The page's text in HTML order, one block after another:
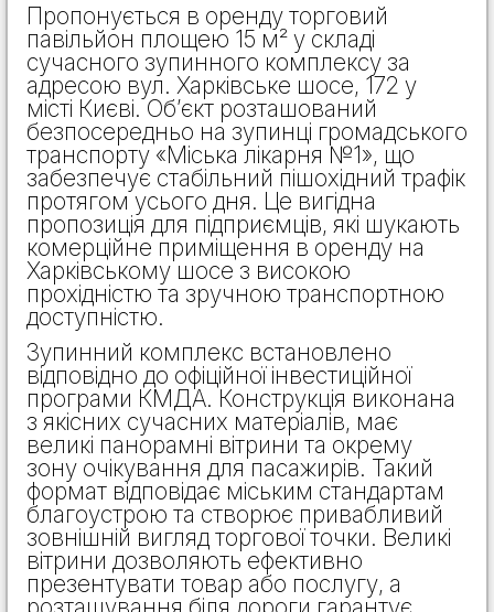
Пропонується в оренду торговий
павільйон площею 15 м² у складі
сучасного зупинного комплексу за
адресою вул. Харківське шосе, 172 у
місті Києві. Об’єкт розташований
безпосередньо на зупинці громадського
транспорту «Міська лікарня №1», що
забезпечує стабільний пішохідний трафік
протягом усього дня. Це вигідна
пропозиція для підприємців, які шукають
комерційне приміщення в оренду на
Харківському шосе з високою
прохідністю та зручною транспортною
доступністю.
Зупинний комплекс встановлено
відповідно до офіційної інвестиційної
програми КМДА. Конструкція виконана
з якісних сучасних матеріалів, має
великі панорамні вітрини та окрему
зону очікування для пасажирів. Такий
формат відповідає міським стандартам
благоустрою та створює привабливий
зовнішній вигляд торгової точки. Великі
вітрини дозволяють ефективно
презентувати товар або послугу, а